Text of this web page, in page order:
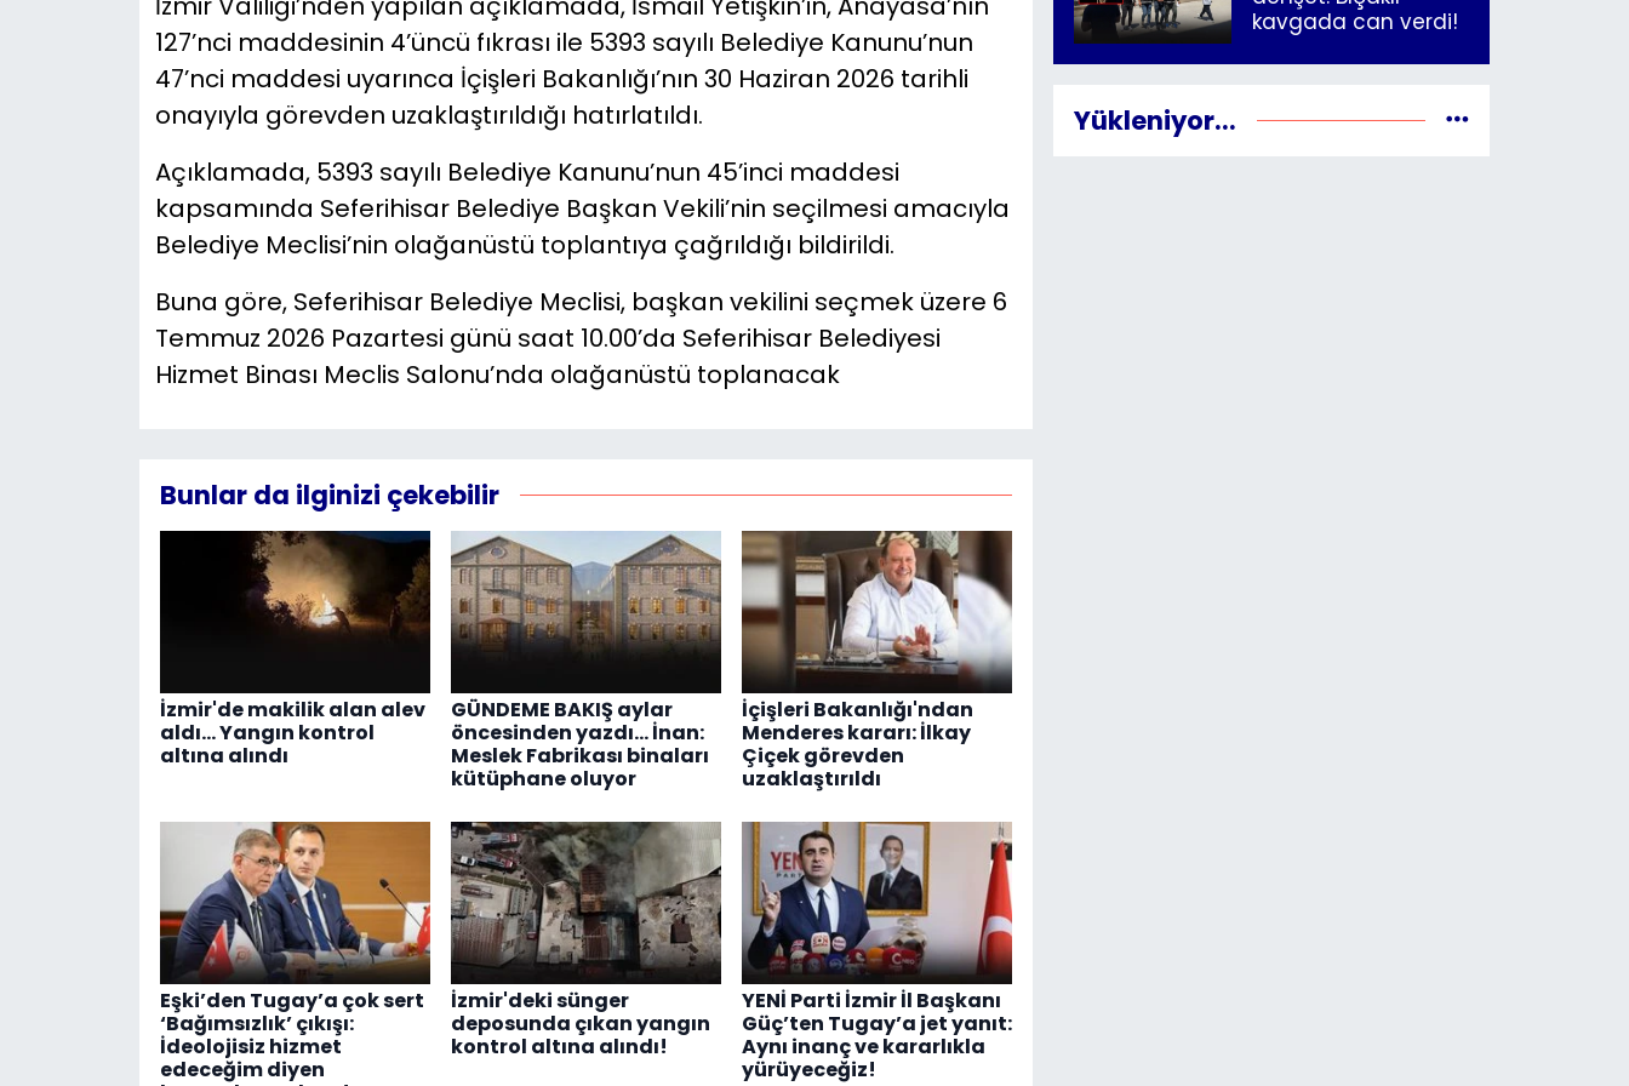
127’nci maddesinin 4’üncü fıkrası ile 5393 sayılı Belediye Kanunu’nun
47’nci maddesi uyarınca İçişleri Bakanlığı’nın 30 Haziran 2026 tarihli
onayıyla görevden uzaklaştırıldığı hatırlatıldı.
Açıklamada, 5393 sayılı Belediye Kanunu’nun 45’inci maddesi
kapsamında Seferihisar Belediye Başkan Vekili’nin seçilmesi amacıyla
Belediye Meclisi’nin olağanüstü toplantıya çağrıldığı bildirildi.
Buna göre, Seferihisar Belediye Meclisi, başkan vekilini seçmek üzere 6
Temmuz 2026 Pazartesi günü saat 10.00’da Seferihisar Belediyesi
Hizmet Binası Meclis Salonu’nda olağanüstü toplanacak
Bunlar da ilginizi çekebilir
İzmir'de makilik alan alev
aldı... Yangın kontrol
altına alındı
GÜNDEME BAKIŞ aylar
öncesinden yazdı... İnan:
Meslek Fabrikası binaları
kütüphane oluyor
İçişleri Bakanlığı'ndan
Menderes kararı: İlkay
Çiçek görevden
uzaklaştırıldı
Eşki’den Tugay’a çok sert
‘Bağımsızlık’ çıkışı:
İdeolojisiz hizmet
edeceğim diyen
İzmir'deki sünger
deposunda çıkan yangın
kontrol altına alındı!
YENİ Parti İzmir İl Başkanı
Güç’ten Tugay’a jet yanıt:
Aynı inanç ve kararlıkla
yürüyeceğiz!
kavgada can verdi!
Yükleniyor...